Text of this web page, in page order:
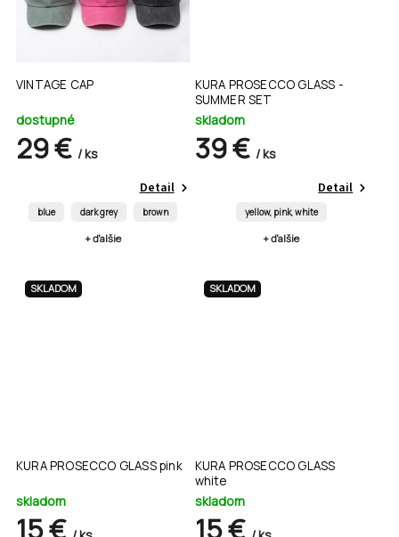
VINTAGE CAP
dostupné
29 € / ks
Detail
blue dark grey brown
+ ďalšie
KURA PROSECCO GLASS -
SUMMER SET
skladom
39 € / ks
Detail
yellow, pink, white
+ ďalšie
SKLADOM
KURA PROSECCO GLASS pink
skladom
15 €
SKLADOM
KURA PROSECCO GLASS
white
skladom
15 €